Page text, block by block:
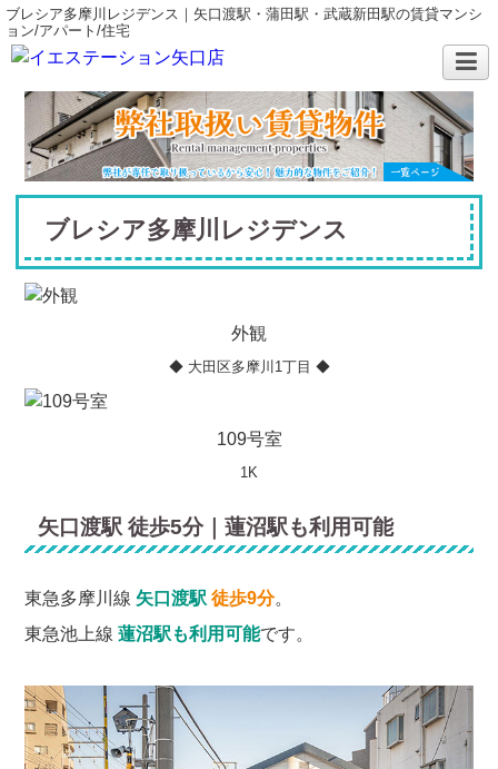
ブレシア多摩川レジデンス｜矢口渡駅・蒲田駅・武蔵新田駅の賃貸マンシ
ョン/アパート/住宅
ブレシア多摩川レジデンス
外観
◆ 大田区多摩川1丁目 ◆
109号室
1K
矢口渡駅 徒歩5分｜蓮沼駅も利用可能
東急多摩川線 矢口渡駅 徒歩9分。
東急池上線蓮沼駅も利用可能です。